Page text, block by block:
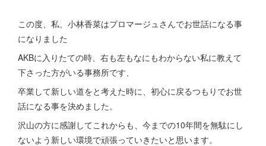
この度、私、小林香菜はプロマージュさんでお世話になる事
になりました
AKBに入りたての時、右も左もなにもわからない私に教えて
下さった方がいる事務所です、
卒業して新しい道をと考えた時に、初心に戻るつもりでお世
話になる事を決めました。
沢山の方に感謝してこれからも、今までの10年間を無駄にし
ないよう新しい環境で頑張っていきたいと思います。